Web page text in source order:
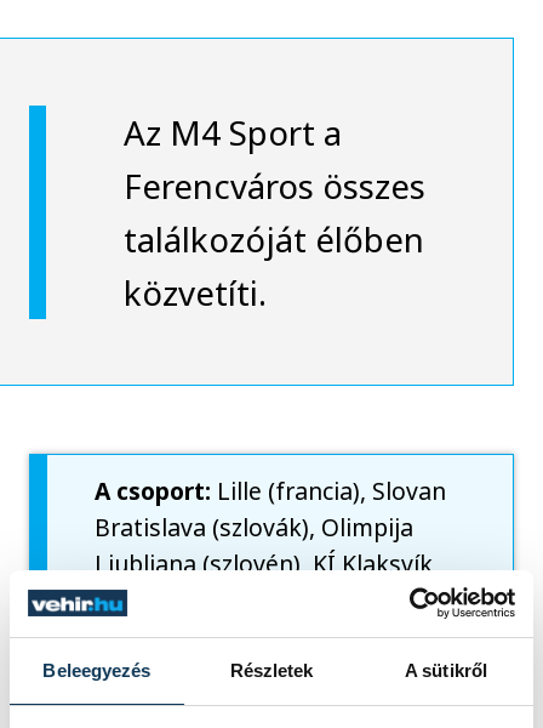
Beleegyezés Részletek A sütikről
Az M4 Sport a
Ferencváros összes
találkozóját élőben
közvetíti.
A csoport: Lille (francia), Slovan
Bratislava (szlovák), Olimpija
Ljubljana (szlovén), KÍ Klaksvík
(feröeri)
B csoport:Gent (belga),
Makkabi Tel-Aviv (izraeli), Zorja
Luhanszk (ukrán), Breidablik